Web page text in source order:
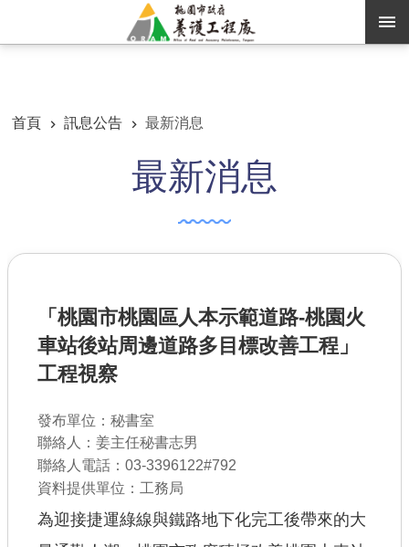
進階搜尋
便民服務
資訊公開
公共工程
回首頁
網站導覽
首頁
訊息公告 最新消息
最新消息
「桃園市桃園區人本示範道路-桃園火
車站後站周邊道路多目標改善工程」
工程視察
發布單位：秘書室
聯絡人：姜主任秘書志男
聯絡人電話：03-3396122#792
資料提供單位：工務局
為迎接捷運綠線與鐵路地下化完工後帶來的大